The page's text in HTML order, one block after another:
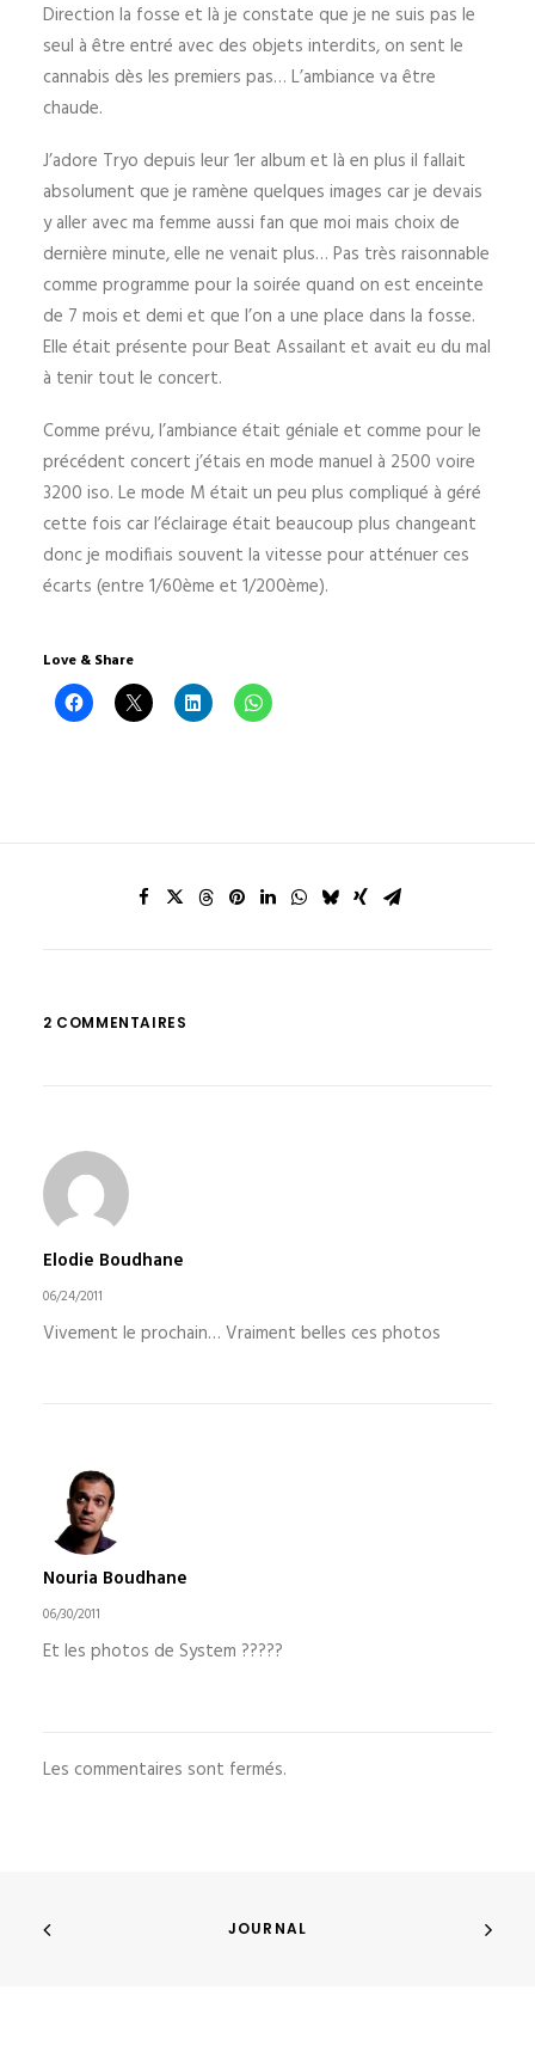
Direction la fosse et là je constate que je ne suis pas le
seul à être entré avec des objets interdits, on sent le
cannabis dès les premiers pas… L’ambiance va être
chaude.
J’adore Tryo depuis leur 1er album et là en plus il fallait
absolument que je ramène quelques images car je devais
y aller avec ma femme aussi fan que moi mais choix de
dernière minute, elle ne venait plus… Pas très raisonnable
comme programme pour la soirée quand on est enceinte
de 7 mois et demi et que l’on a une place dans la fosse.
Elle était présente pour Beat Assailant et avait eu du mal
à tenir tout le concert.
Comme prévu, l’ambiance était géniale et comme pour le
précédent concert j’étais en mode manuel à 2500 voire
3200 iso. Le mode M était un peu plus compliqué à géré
cette fois car l’éclairage était beaucoup plus changeant
donc je modifiais souvent la vitesse pour atténuer ces
écarts (entre 1/60ème et 1/200ème).
Love & Share
2 COMMENTAIRES
Elodie Boudhane
06/24/2011
Vivement le prochain… Vraiment belles ces photos
Nouria Boudhane
06/30/2011
Et les photos de System ?????
Les commentaires sont fermés.
JOURNAL